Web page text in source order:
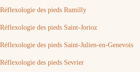
Réflexologie des pieds Rumilly
Réflexologie des pieds Saint-Jorioz
Réflexologie des pieds Saint-Julien-en-Genevois
Réflexologie des pieds Sevrier